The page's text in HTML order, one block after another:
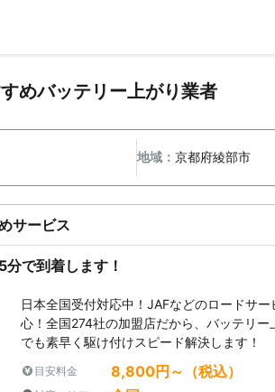
めバッテリー上がり業者
地域：京都府綾部市
サービス
で到着します！
日本全国受付対応中！JAFなどのロードサ
心！全国274社の加盟店だから、バッテリー
でも素早く駆け付けスピード解決します！
目安料金 8,800円～（税込）